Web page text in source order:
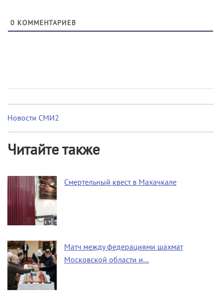
0 КОММЕНТАРИЕВ
Новости СМИ2
Читайте также
Смертельный квест в Махачкале
Матч между федерациями шахмат
Московской области и…